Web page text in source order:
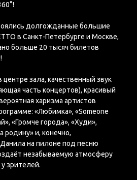
долгожданные большие
в Санкт-Петербурге и Москве,
больше 20 тысяч билетов
центре зала, качественный звук
часть концертов), красивый
харизма артистов
«Любимка», «Someone
«Громче города», «Худи»,
родину» и, конечно,
на пилоне под песню
незабываемую атмосферу
зрителей.